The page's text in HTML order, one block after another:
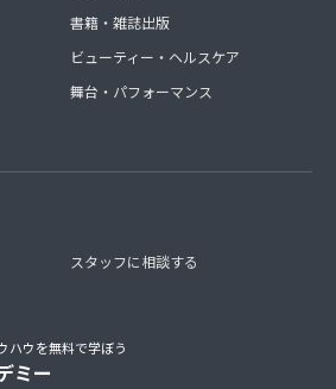
書籍・雑誌出版
ビューティー・ヘルスケア
舞台・パフォーマンス
スタッフに相談する
ハウを無料で学ぼう
ミー